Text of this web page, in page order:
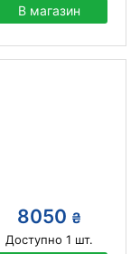
В магазин
8050 ₴
Доступно 1 шт.